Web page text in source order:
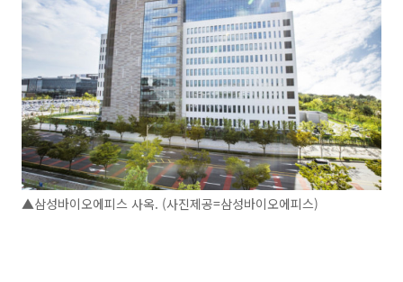
▲삼성바이오에피스 사옥. (사진제공=삼성바이오에피스)